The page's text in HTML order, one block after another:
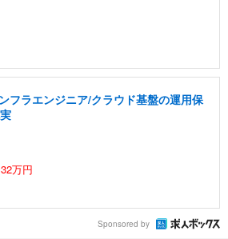
フラエンジニア/クラウド基盤の運用保
万円
Sponsored by